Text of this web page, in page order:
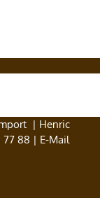
| Henric
77 88 | E-Mail